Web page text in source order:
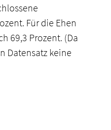
Für die Ehen
69,3 Prozent. (Da
Datensatz keine